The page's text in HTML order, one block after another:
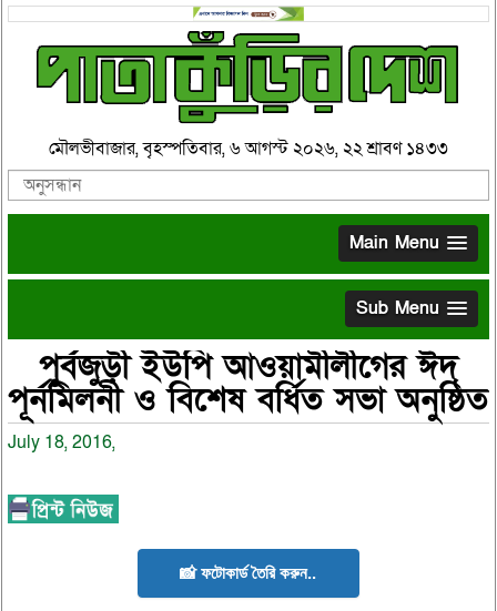
মৌলভীবাজার, বৃহস্পতিবার, ৬ আগস্ট ২০২৬, ২২ শ্রাবণ ১৪৩৩
Main Menu
Sub Menu
পূর্বজুড়ী ইউপি আওয়ামীলীগের ঈদ
পূর্নমিলনী ও বিশেষ বর্ধিত সভা অনুষ্ঠিত
July 18, 2016,
📸 ফটোকার্ড তৈরি করুন..